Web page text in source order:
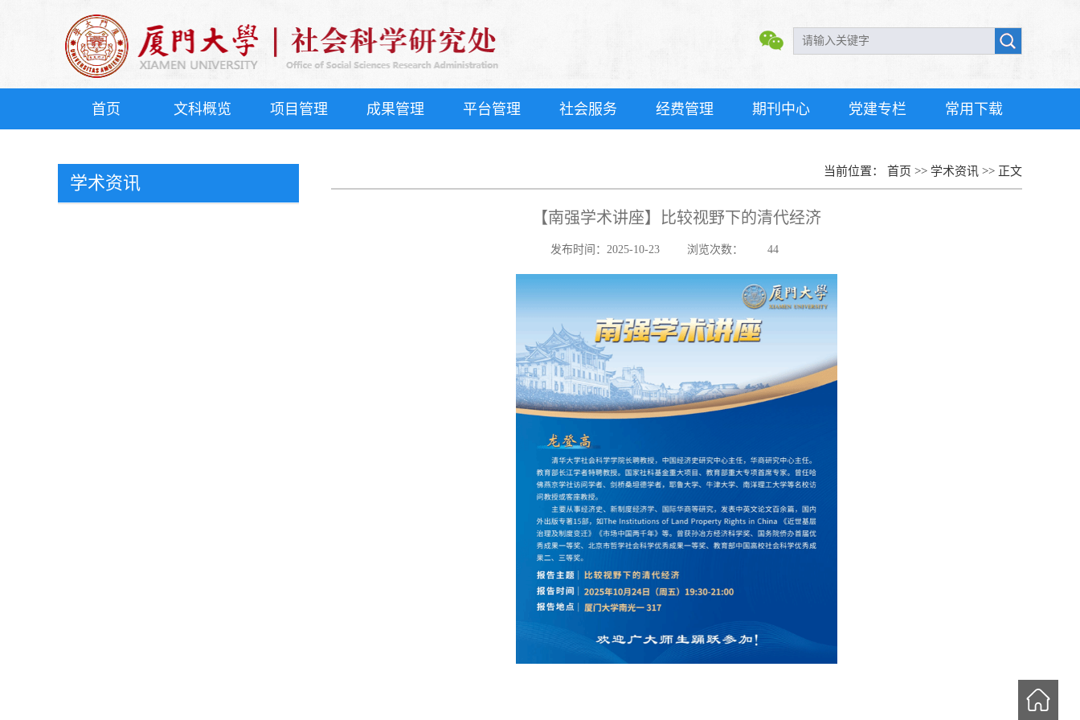
首页 文科概览 项目管理 成果管理 平台管理 社会服务 经费管理 期刊中心 党建专栏 常用下载
学术资讯
当前位置： 首页 >> 学术资讯 >> 正文
【南强学术讲座】比较视野下的清代经济
发布时间：2025-10-23 浏览次数： 44